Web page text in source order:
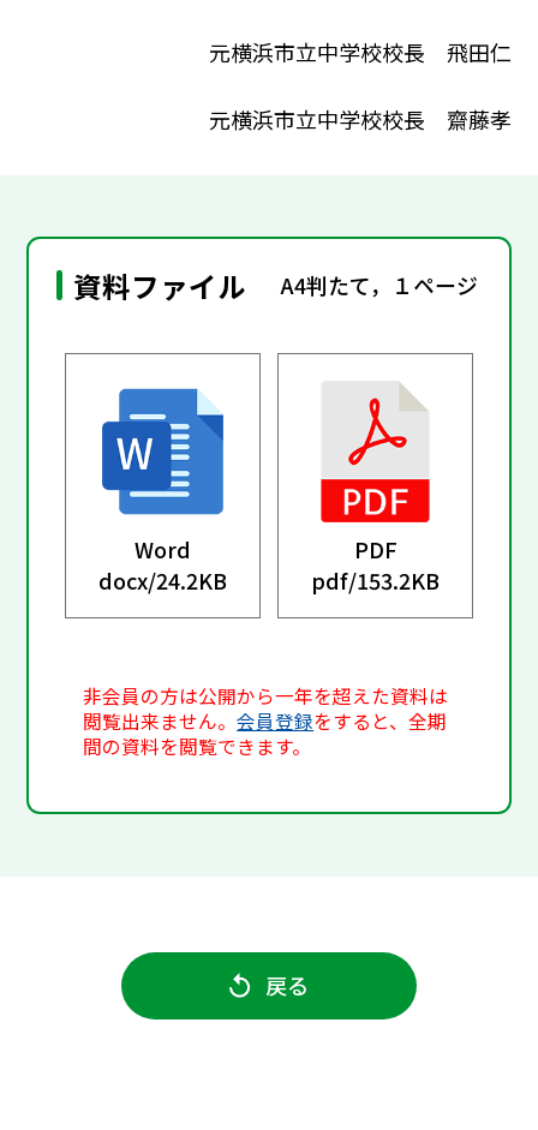
元横浜市立中学校校長 飛田仁
元横浜市立中学校校長 齋藤孝
資料ファイル A4判たて，１ページ
Word
docx/24.2KB
PDF
pdf/153.2KB
非会員の方は公開から一年を超えた資料は
閲覧出来ません。会員登録をすると、全期
間の資料を閲覧できます。
戻る